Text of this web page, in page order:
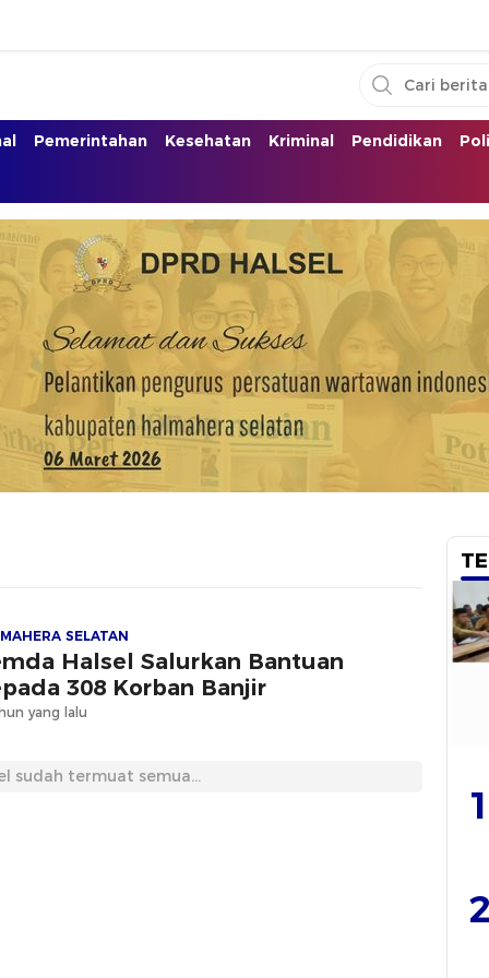
Pemerintahan Kesehatan Kriminal Pendidikan
SELATAN
Halsel Salurkan Bantuan
308 Korban Banjir
yang lalu
sudah termuat semua...
1
2